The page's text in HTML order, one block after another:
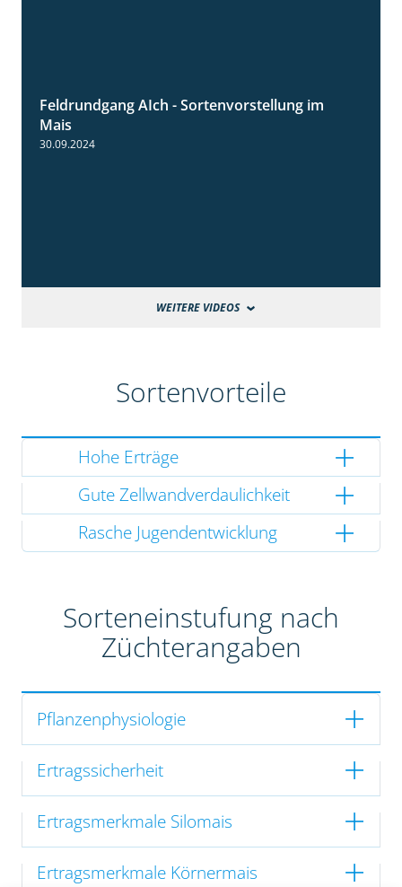
11:24
Feldrundgang AIch - Sortenvorstellung im
Mais
30.09.2024
WEITERE VIDEOS
Sortenvorteile
Hohe Erträge
Gute Zellwandverdaulichkeit
Rasche Jugendentwicklung
Sorteneinstufung nach
Züchterangaben
Pflanzenphysiologie
Ertragssicherheit
Ertragsmerkmale Silomais
Ertragsmerkmale Körnermais